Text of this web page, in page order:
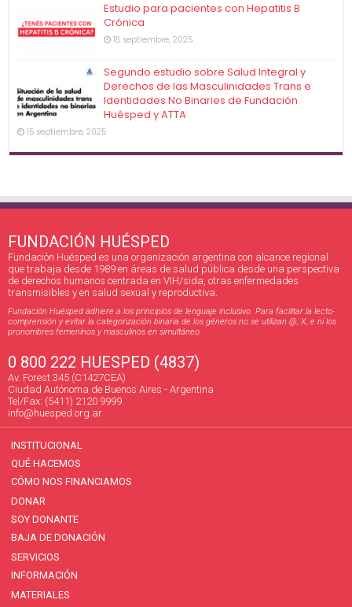
Estudio para pacientes con Hepatitis B
Crónica
18 septiembre, 2025
Segundo estudio sobre Salud Integral y
Derechos de las Masculinidades Trans e
Identidades No Binaries de Fundación
Huésped y ATTA
15 septiembre, 2025
FUNDACIÓN HUÉSPED
Fundación Huésped es una organización argentina con alcance regional
que trabaja desde 1989 en áreas de salud pública desde una perspectiva
de derechos humanos centrada en VIH/sida, otras enfermedades
transmisibles y en salud sexual y reproductiva.
Fundación Huésped adhiere a los principios de lenguaje inclusivo. Para facilitar la lecto-
comprensión y evitar la categorización binaria de los géneros no se utilizan @, X, e ni los
pronombres femeninos y masculinos en simultáneo.
0 800 222 HUESPED (4837)
Av. Forest 345 (C1427CEA)
Ciudad Autónoma de Buenos Aires - Argentina
Tel/Fax: (5411) 2120 9999
info@huesped.org.ar
INSTITUCIONAL
QUÉ HACEMOS
CÓMO NOS FINANCIAMOS
DONAR
SOY DONANTE
BAJA DE DONACIÓN
SERVICIOS
INFORMACIÓN
MATERIALES